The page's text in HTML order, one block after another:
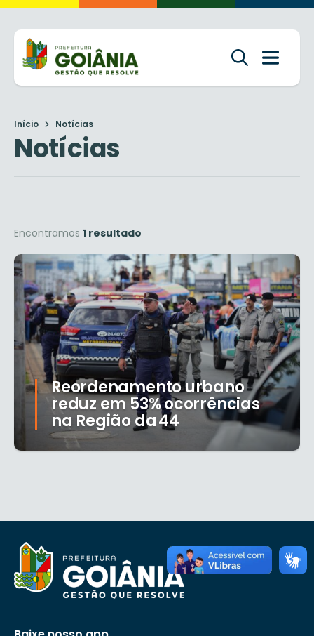
Início Notícias
Notícias
Encontramos 1 resultado
Reordenamento urbano
reduz em 53% ocorrências
na Região da 44